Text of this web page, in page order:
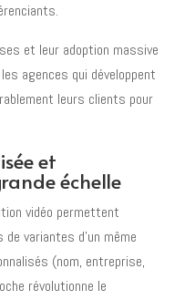
et leur adoption massive
agences qui développent
leurs clients pour
et
échelle
vidéo permettent
variantes d'un même
(nom, entreprise,
révolutionne le